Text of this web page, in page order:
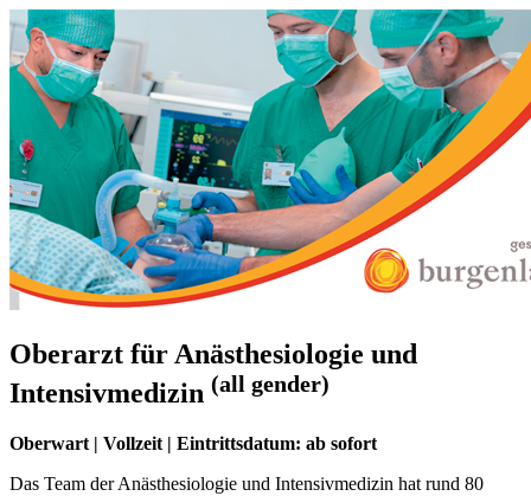
Oberarzt für Anästhesiologie und
Intensivmedizin (all gender)
Oberwart | Vollzeit | Eintrittsdatum: ab sofort
Das Team der Anästhesiologie und Intensivmedizin hat rund 80